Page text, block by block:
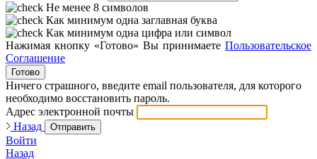
Не менее 8 символов
Как минимум одна заглавная буква
Как минимум одна цифра или символ
Нажимая кнопку «Готово» Вы принимаете Пользовательское
Соглашение
Готово
Ничего страшного, введите email пользователя, для которого
необходимо восстановить пароль.
Адрес электронной почты
Назад
Отправить
Войти
Назад